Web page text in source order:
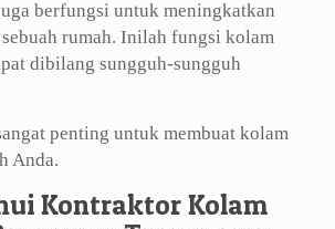
berfungsi untuk meningkatkan
rumah. Inilah fungsi kolam
dibilang sungguh-sungguh
penting untuk membuat kolam
Anda.
Kontraktor Kolam